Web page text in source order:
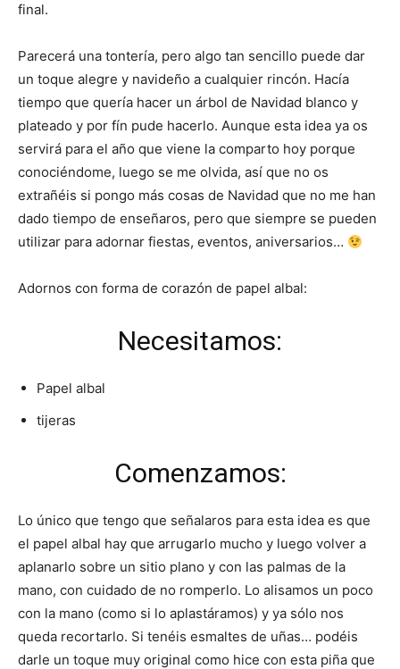
final.
Parecerá una tontería, pero algo tan sencillo puede dar
un toque alegre y navideño a cualquier rincón. Hacía
tiempo que quería hacer un árbol de Navidad blanco y
plateado y por fín pude hacerlo. Aunque esta idea ya os
servirá para el año que viene la comparto hoy porque
conociéndome, luego se me olvida, así que no os
extrañéis si pongo más cosas de Navidad que no me han
dado tiempo de enseñaros, pero que siempre se pueden
utilizar para adornar fiestas, eventos, aniversarios…
Adornos con forma de corazón de papel albal:
Necesitamos:
Papel albal
tijeras
Comenzamos:
Lo único que tengo que señalaros para esta idea es que
el papel albal hay que arrugarlo mucho y luego volver a
aplanarlo sobre un sitio plano y con las palmas de la
mano, con cuidado de no romperlo. Lo alisamos un poco
con la mano (como si lo aplastáramos) y ya sólo nos
queda recortarlo. Si tenéis esmaltes de uñas… podéis
darle un toque muy original como hice con esta piña que